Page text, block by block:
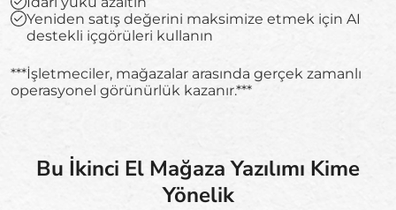
Yeniden satış değerini maksimize etmek için AI
destekli içgörüleri kullanın
***İşletmeciler, mağazalar arasında gerçek zamanlı
operasyonel görünürlük kazanır.***
Bu İkinci El Mağaza Yazılımı Kime
Yönelik